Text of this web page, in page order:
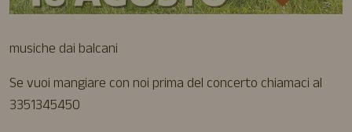
musiche dai balcani
Se vuoi mangiare con noi prima del concerto chiamaci al
3351345450